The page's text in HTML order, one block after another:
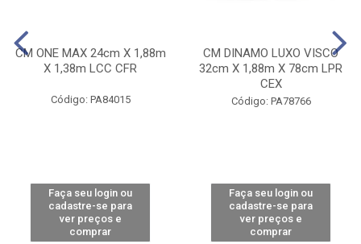
CM ONE MAX 24cm X 1,88m
X 1,38m LCC CFR
Código: PA84015
Faça seu login ou
cadastre-se para
ver preços e
comprar
CM DINAMO LUXO VISCO
32cm X 1,88m X 78cm LPR
CEX
Código: PA78766
Faça seu login ou
cadastre-se para
ver preços e
comprar